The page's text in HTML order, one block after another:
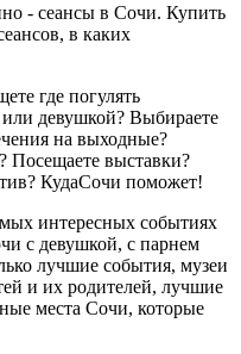
- сеансы в Сочи. Купить
в каких
где погулять
или девушкой? Выбираете
на выходные?
Посещаете выставки?
КудаСочи поможет!
интересных событиях
с девушкой, с парнем
лучшие события, музеи
и их родителей, лучшие
места Сочи, которые